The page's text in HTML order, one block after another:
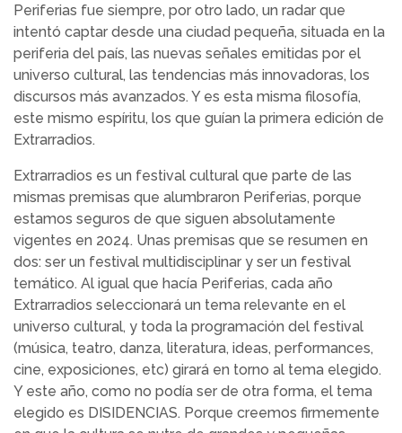
Periferias fue siempre, por otro lado, un radar que
intentó captar desde una ciudad pequeña, situada en la
periferia del país, las nuevas señales emitidas por el
universo cultural, las tendencias más innovadoras, los
discursos más avanzados. Y es esta misma filosofía,
este mismo espíritu, los que guían la primera edición de
Extrarradios.
Extrarradios es un festival cultural que parte de las
mismas premisas que alumbraron Periferias, porque
estamos seguros de que siguen absolutamente
vigentes en 2024. Unas premisas que se resumen en
dos: ser un festival multidisciplinar y ser un festival
temático. Al igual que hacía Periferias, cada año
Extrarradios seleccionará un tema relevante en el
universo cultural, y toda la programación del festival
(música, teatro, danza, literatura, ideas, performances,
cine, exposiciones, etc) girará en torno al tema elegido.
Y este año, como no podía ser de otra forma, el tema
elegido es DISIDENCIAS. Porque creemos firmemente